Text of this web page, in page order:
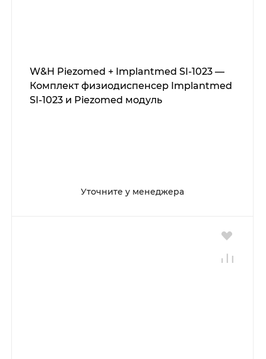
W&H Piezomed + Implantmed SI-1023 —
Комплект физиодиспенсер Implantmed
SI-1023 и Piezomed модуль
Уточните у менеджера